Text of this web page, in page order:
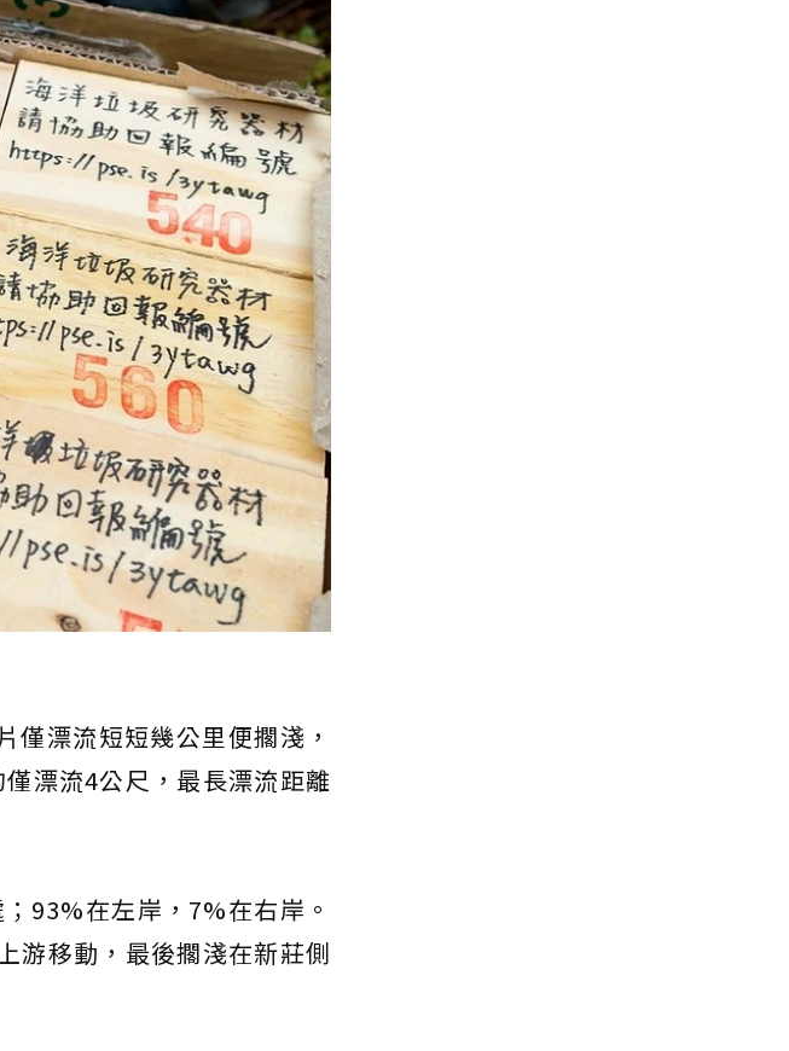
漂流短短幾公里便擱淺，
漂流4公尺，最長漂流距離
93%在左岸，7%在右岸。
游移動，最後擱淺在新莊側